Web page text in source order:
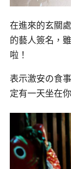
在進來的玄關
的藝人簽名，
啦！
表示激安の食
定有一天坐在